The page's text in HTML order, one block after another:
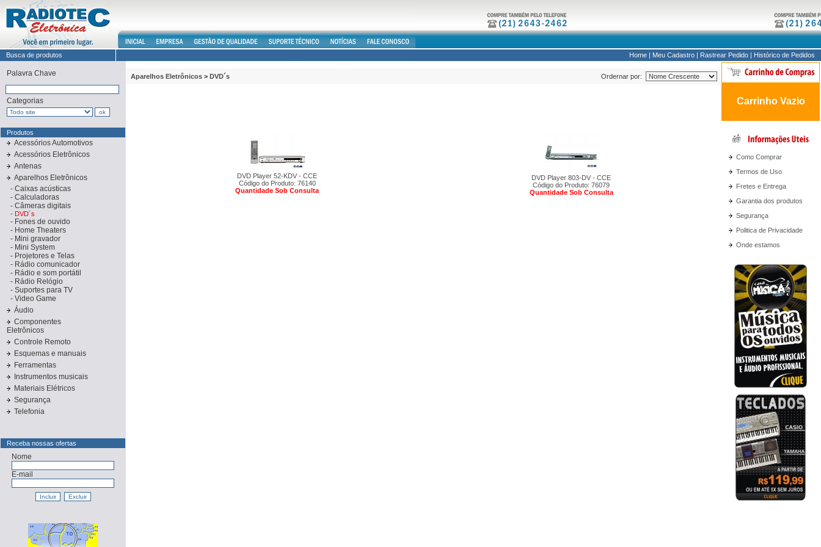
Busca de produtos Home | Meu Cadastro | Rastrear Pedido | Histórico de Pedidos
Palavra Chave
Categorias
Produtos
Acessórios Automotivos
Acessórios Eletrônicos
Antenas
Aparelhos Eletrônicos
- Caixas acústicas
- Calculadoras
- Câmeras digitais
- DVD´s
- Fones de ouvido
- Home Theaters
- Mini gravador
- Mini System
- Projetores e Telas
- Rádio comunicador
- Rádio e som portátil
- Rádio Relógio
- Suportes para TV
- Video Game
Áudio
Componentes
Eletrônicos
Controle Remoto
Esquemas e manuais
Ferramentas
Instrumentos musicais
Materiais Elétricos
Segurança
Telefonia
Receba nossas ofertas
Nome
E-mail
Aparelhos Eletrônicos > DVD´s Ordernar por:
DVD Player 52-KDV - CCE
Código do Produto: 76140
Quantidade Sob Consulta
DVD Player 803-DV - CCE
Código do Produto: 76079
Quantidade Sob Consulta
Carrinho Vazio
Como Comprar
Termos de Uso
Fretes e Entrega
Garantia dos produtos
Segurança
Politica de Privacidade
Onde estamos